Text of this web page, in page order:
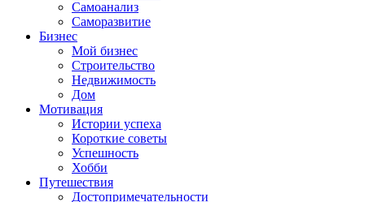
Самоанализ
Саморазвитие
Бизнес
Мой бизнес
Строительство
Недвижимость
Дом
Мотивация
Истории успеха
Короткие советы
Успешность
Хобби
Путешествия
Достопримечательности